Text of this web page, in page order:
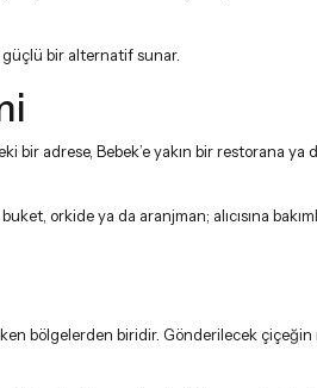
güçlü bir alternatif sunar.
bir adrese, Bebek’e yakın bir restorana ya
orkide ya da aranjman; alıcısına
bölgelerden biridir. Gönderilecek